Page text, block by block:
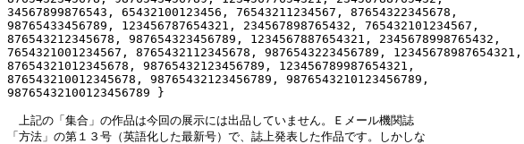
34567899876543, 65432100123456, 76543211234567, 87654322345678,
98765433456789, 123456787654321, 234567898765432, 765432101234567,
876543212345678, 987654323456789, 1234567887654321, 2345678998765432,
7654321001234567, 8765432112345678, 9876543223456789, 12345678987654321,
87654321012345678, 98765432123456789, 123456789987654321,
876543210012345678, 98765432123456789, 9876543210123456789,
98765432100123456789 }
上記の「集合」の作品は今回の展示には出品していません。Ｅメール機関誌
「方法」の第１３号（英語化した最新号）で、誌上発表した作品です。しかしな